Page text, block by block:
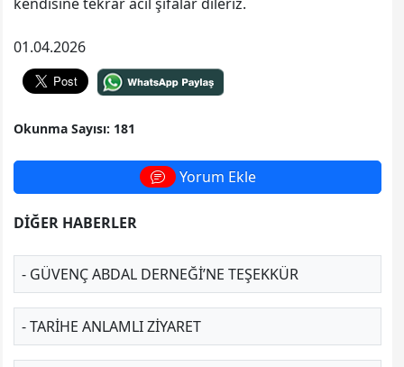
01.04.2026
Okunma Sayısı: 181
Yorum Ekle
DİĞER HABERLER
- GÜVENÇ ABDAL DERNEĞİ’NE TEŞEKKÜR
- TARİHE ANLAMLI ZİYARET